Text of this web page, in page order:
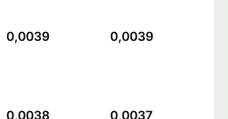
0,0039 0,0039
0,0038 0,0037